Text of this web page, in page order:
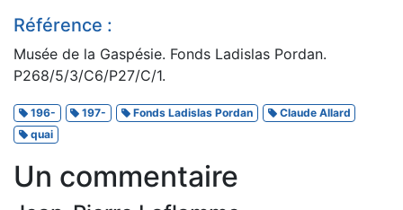
Référence :
Musée de la Gaspésie. Fonds Ladislas Pordan.
P268/5/3/C6/P27/C/1.
196- 197- Fonds Ladislas Pordan
Claude Allard
quai
Un commentaire